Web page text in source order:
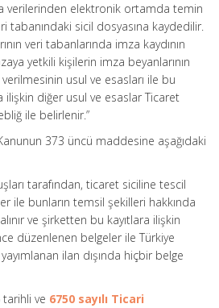
verilerinden elektronik ortamda temin
tabanındaki sicil dosyasına kaydedilir.
veri tabanlarında imza kaydının
yetkili kişilerin imza beyanlarının
usul ve esasları ile bu
ilişkin diğer usul ve esaslar Ticaret
ile belirlenir.”
373 üncü maddesine aşağıdaki
tarafından, ticaret siciline tescil
ile bunların temsil şekilleri hakkında
ve şirketten bu kayıtlara ilişkin
düzenlenen belgeler ile Türkiye
ilan dışında hiçbir belge
ve 6750 sayılı Ticari